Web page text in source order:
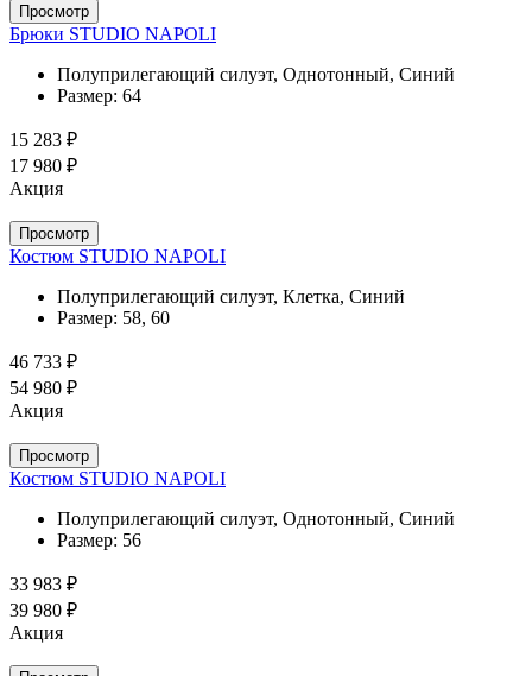
Просмотр
Брюки STUDIO NAPOLI
Полуприлегающий силуэт, Однотонный, Синий
Размер: 64
15 283 ₽
17 980 ₽
Акция
Просмотр
Костюм STUDIO NAPOLI
Полуприлегающий силуэт, Клетка, Синий
Размер: 58, 60
46 733 ₽
54 980 ₽
Акция
Просмотр
Костюм STUDIO NAPOLI
Полуприлегающий силуэт, Однотонный, Синий
Размер: 56
33 983 ₽
39 980 ₽
Акция